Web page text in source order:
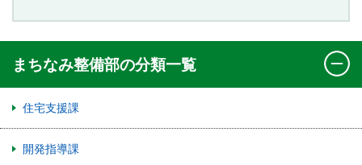
まちなみ整備部の分類一覧
住宅支援課
開発指導課